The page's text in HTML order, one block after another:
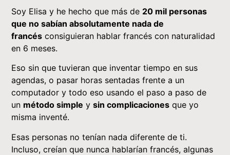
Soy Elisa y he hecho que más de 20 mil personas
que no sabían absolutamente nada de
francés consiguieran hablar francés con naturalidad
en 6 meses.
Eso sin que tuvieran que inventar tiempo en sus
agendas, o pasar horas sentadas frente a un
computador y todo eso usando el paso a paso de
un método simple ysin complicaciones que yo
misma inventé.
Esas personas no tenían nada diferente de ti.
Incluso, creían que nunca hablarían francés, algunas